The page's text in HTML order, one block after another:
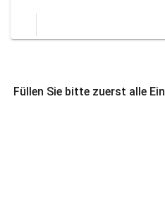
Füllen Sie bitte zuerst alle